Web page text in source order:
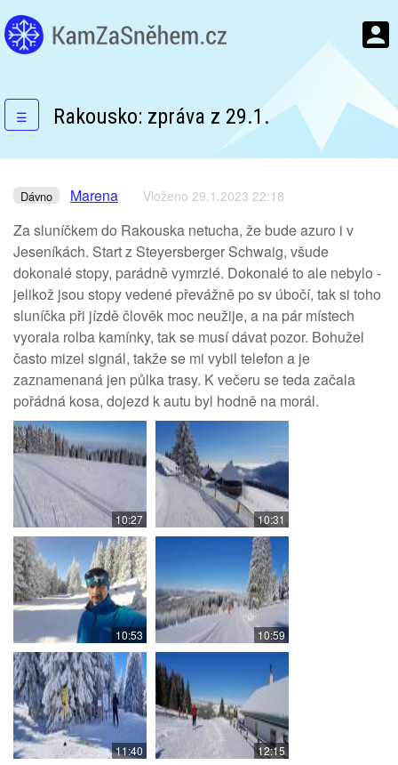
☰ Rakousko: zpráva z 29.1.
Dávno Marena Vloženo 29.1.2023 22:18
Za sluníčkem do Rakouska netucha, že bude azuro i v
Jeseníkách. Start z Steyersberger Schwaig, všude
dokonalé stopy, parádně vymrzlé. Dokonalé to ale nebylo -
jelikož jsou stopy vedené převážně po sv úbočí, tak si toho
sluníčka při jízdě člověk moc neužije, a na pár místech
vyorala rolba kamínky, tak se musí dávat pozor. Bohužel
často mizel signál, takže se mi vybil telefon a je
zaznamenaná jen půlka trasy. K večeru se teda začala
pořádná kosa, dojezd k autu byl hodně na morál.
10:27 10:31
10:53 10:59
11:40 12:15